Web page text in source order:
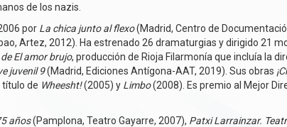
de los nazis.
por La chica junto al flexo(Madrid, Centro de
Artez, 2012). Ha estrenado 26 dramaturgias y dirigido 21
El amor brujo, producción de Rioja Filarmonía que incluía la
juvenil 9(Madrid, Ediciones Antígona-AAT, 2019). Sus obras
título de Wheesht!(2005) y Limbo(2008). Es premio al Mejor
años(Pamplona, Teatro Gayarre, 2007), Patxi Larrainzar.